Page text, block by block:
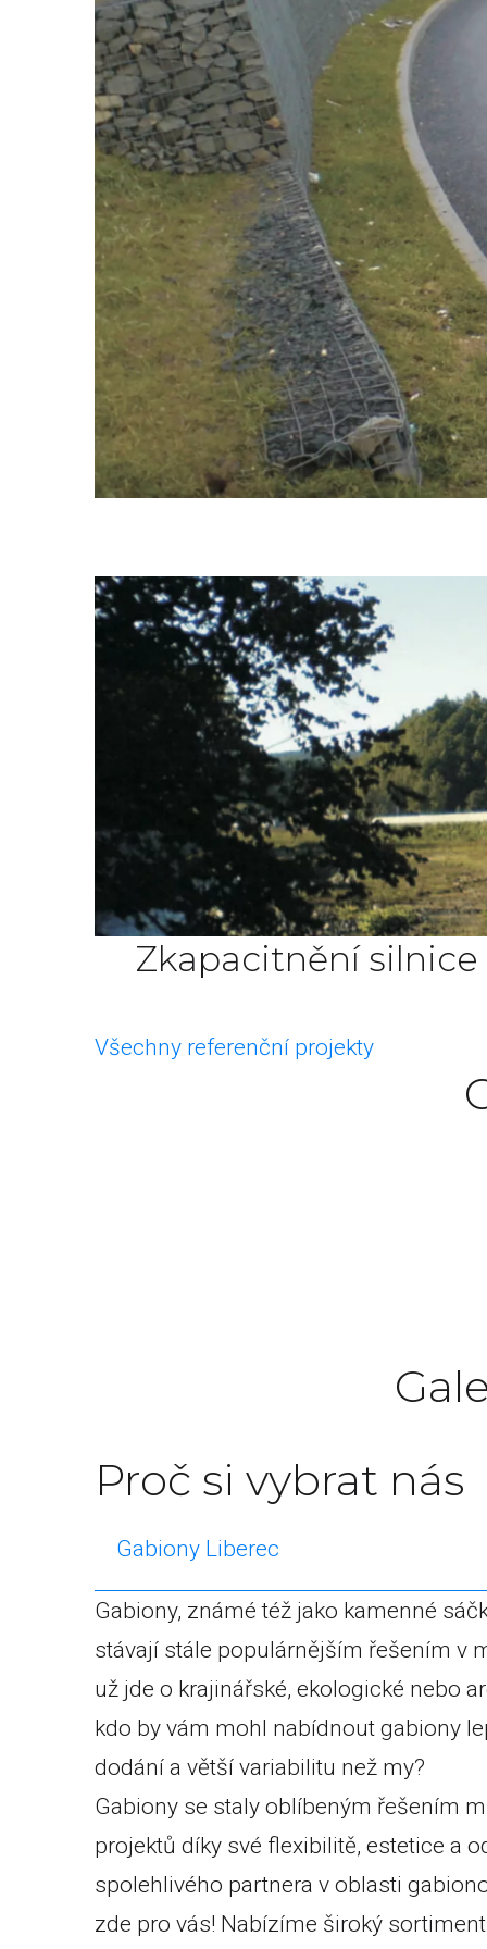
Zkapacitnění silnice
Všechny referenční projekty
Proč si vybrat nás
Gabiony Liberec
Gabiony, známé též jako kamenné
stávají stále populárnějším řešením v
už jde o krajinářské, ekologické nebo
kdo by vám mohl nabídnout gabiony
dodání a větší variabilitu než my?
Gabiony se staly oblíbeným řešením
projektů díky své flexibilitě, estetice a
spolehlivého partnera v oblasti
zde pro vás! Nabízíme široký